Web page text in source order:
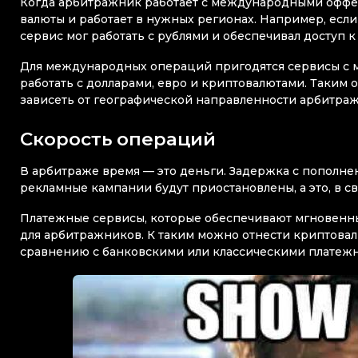
валюты и работает в нужных регионах. Например,
сервис мог работать с рублями и обеспечивал
Для международных операций пригодятся сервисы
работать с долларами, евро и криптовалютами.
зависеть от географической направленности
Скорость операций
В арбитраже время — это деньги. Задержка с
рекламные кампании будут приостановлены, а это, в
Платежные сервисы, которые обеспечивают
для арбитражников. К таким можно отнести
сравнению с банковскими или классическими